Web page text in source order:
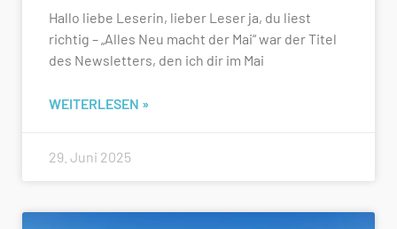
Hallo liebe Leserin, lieber Leser ja, du liest
richtig – „Alles Neu macht der Mai“ war der Titel
des Newsletters, den ich dir im Mai
WEITERLESEN »
29. Juni 2025